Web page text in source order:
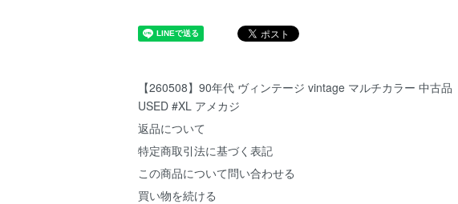
【260508】90年代 ヴィンテージ vintage マルチカラー 中古品
USED #XL アメカジ
返品について
特定商取引法に基づく表記
この商品について問い合わせる
買い物を続ける